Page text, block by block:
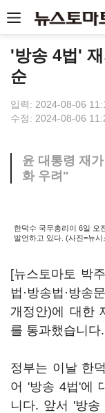
'방송 4법'
순
입력: 2024-08-06
수정: 2024-08-06
윤 대통령 재
화 우려"
한덕수 국무총리이 6일 오
발언하고 있다. (사진=뉴시
[뉴스토마토 박
법·방송법·방송
개정안)에 대한
를 통과했습니다.
정부는 이날 한
어 '방송 4법'에
니다. 앞서 '방